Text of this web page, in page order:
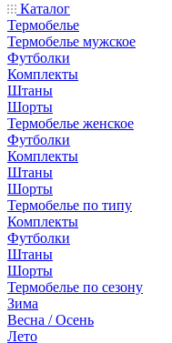
Каталог
Термобелье
Термобелье мужское
Футболки
Комплекты
Штаны
Шорты
Термобелье женское
Футболки
Комплекты
Штаны
Шорты
Термобелье по типу
Комплекты
Футболки
Штаны
Шорты
Термобелье по сезону
Зима
Весна / Осень
Лето